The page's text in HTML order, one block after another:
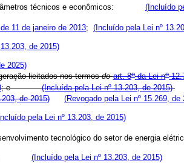
técnicos e econômicos: (Incluído
11 de janeiro de 2013; (Incluído pela Lei nº
de 2015)
2025)
licitados nos termosdoart. 8oda Lei no
; e (Incluída pela Lei nº 13.203, de 2015)
de 2015) (Revogado pela Lei nº 15.269, de
pela Lei nº 13.203, de 2015)
tecnológico do setor de energia
(Incluído pela Lei nº 13.203, de 2015)